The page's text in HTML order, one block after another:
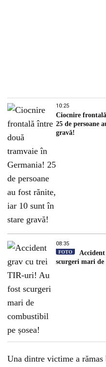
10:25
Ciocnire
25 de persoane
gravă!
08:35
FOTO
scurgeri mari de
Una dintre victime a